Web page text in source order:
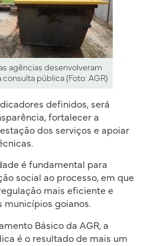
agências desenvolveram
pública (Foto: AGR)
definidos, será
fortalecer a
dos serviços e apoiar
é fundamental para
social ao processo, em que
mais eficiente e
municípios goianos.
Básico da AGR, a
é o resultado de mais um